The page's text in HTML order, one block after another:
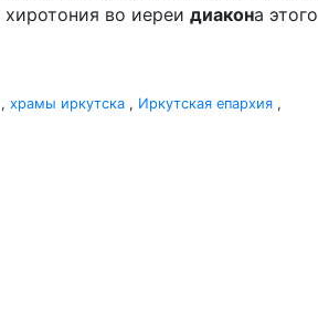
во иереи диакона этого
, храмы иркутска , Иркутская епархия ,